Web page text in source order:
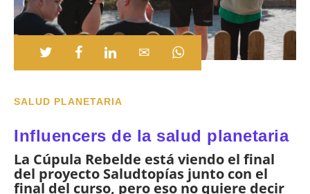
SALUD PLANETARIA
Influencers de la salud planetaria
La Cúpula Rebelde está viendo el final
del proyecto Saludtopías junto con el
final del curso, pero eso no quiere decir